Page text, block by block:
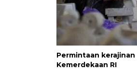
Permintaan kerajinan
Kemerdekaan RI